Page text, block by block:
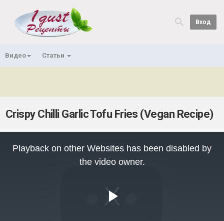
Вход
Видео Статьи
Crispy Chilli Garlic Tofu Fries (Vegan Recipe)
Playback on other Websites has been disabled by
the video owner.